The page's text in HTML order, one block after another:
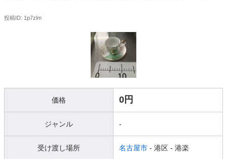
投稿ID: 1p7zlm
価格 0円
ジャンル -
受け渡し場所 名古屋市 - 港区 - 港楽